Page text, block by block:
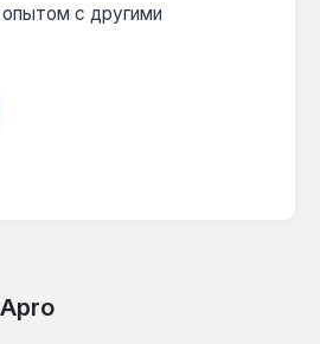
с другими
только на текущем